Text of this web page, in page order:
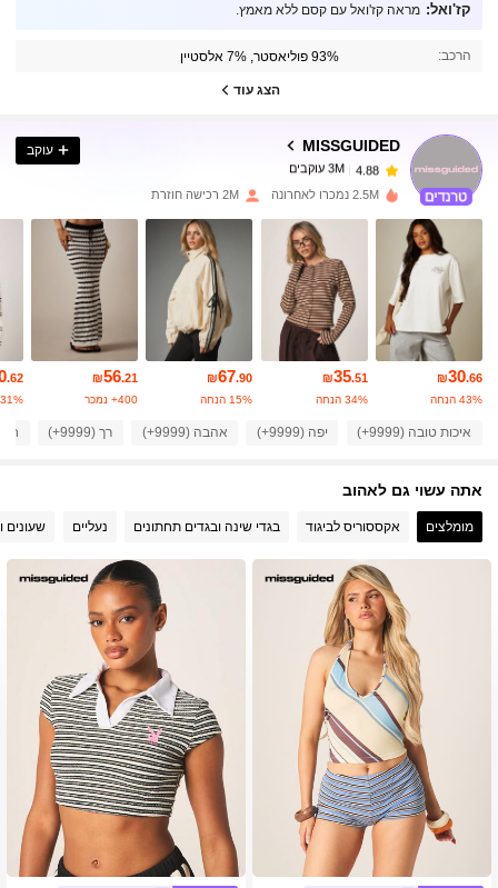
קז'ואל: מראה קז'ואל עם קסם ללא מאמץ.
הרכב: 93% פוליאסטר, 7% אלסטיין
הצג עוד
MISSGUIDED
4.88 3M עוקבים
4.88 3M עוקבים
4.88 3M עוקבים
4.88 3M עוקבים
4.88 3M עוקבים
4.88 3M עוקבים
עוקב
2.5M נמכרו לאחרונה 2M רכישה חוזרת
₪30.66
43% הנחה
₪35.51
34% הנחה
₪67.90
15% הנחה
₪56.21
400+ נמכר
.62
31% הנחה
איכות טובה (9999+) יפה (9999+) אהבה (9999+) רך (9999+)
אתה עשוי גם לאהוב
מומלצים אקססוריס לביגוד בגדי שינה ובגדים תחתונים נעליים שעונים